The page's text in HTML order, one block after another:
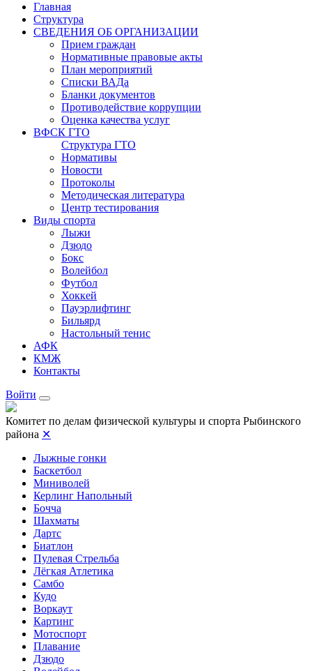
Главная
Структура
СВЕДЕНИЯ ОБ ОРГАНИЗАЦИИ
Прием граждан
Нормативные правовые акты
План мероприятий
Списки ВАДа
Бланки документов
Противодействие коррупции
Оценка качества услуг
ВФСК ГТО
Структура ГТО
Нормативы
Новости
Протоколы
Методическая литература
Центр тестирования
Виды спорта
Лыжи
Дзюдо
Бокс
Волейбол
Футбол
Хоккей
Пауэрлифтинг
Бильярд
Настольный тенис
АФК
КМЖ
Контакты
Войти
Комитет по делам физической культуры и спорта Рыбинского
района ✕
Лыжные гонки
Баскетбол
Миниволей
Керлинг Напольный
Бочча
Шахматы
Дартс
Биатлон
Пулевая Стрельба
Лёгкая Атлетика
Самбо
Кудо
Воркаут
Картинг
Мотоспорт
Плавание
Дзюдо